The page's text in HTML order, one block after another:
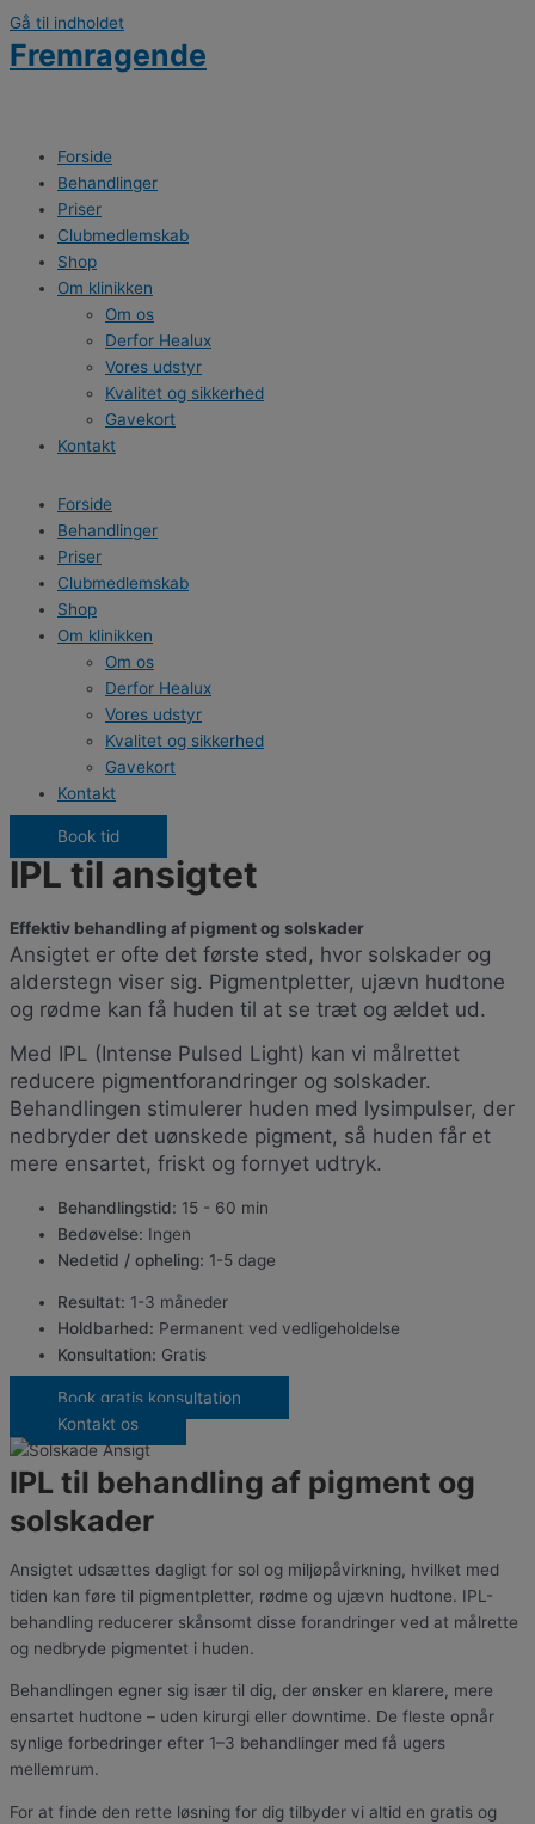
Gå til indholdet
Fremragende
Forside
Behandlinger
Priser
Clubmedlemskab
Shop
Om klinikken
Om os
Derfor Healux
Vores udstyr
Kvalitet og sikkerhed
Gavekort
Kontakt
Forside
Behandlinger
Priser
Clubmedlemskab
Shop
Om klinikken
Om os
Derfor Healux
Vores udstyr
Kvalitet og sikkerhed
Gavekort
Kontakt
Book tid
IPL til ansigtet
Effektiv behandling af pigment og solskader
Ansigtet er ofte det første sted, hvor solskader og
alderstegn viser sig. Pigmentpletter, ujævn hudtone
og rødme kan få huden til at se træt og ældet ud.
Med IPL (Intense Pulsed Light) kan vi målrettet
reducere pigmentforandringer og solskader.
Behandlingen stimulerer huden med lysimpulser, der
nedbryder det uønskede pigment, så huden får et
mere ensartet, friskt og fornyet udtryk.
Behandlingstid: 15 - 60 min
Bedøvelse: Ingen
Nedetid / opheling: 1-5 dage
Resultat: 1-3 måneder
Holdbarhed: Permanent ved vedligeholdelse
Konsultation: Gratis
Book gratis konsultation
Kontakt os
IPL til behandling af pigment og
solskader
Ansigtet udsættes dagligt for sol og miljøpåvirkning, hvilket med
tiden kan føre til pigmentpletter, rødme og ujævn hudtone. IPL-
behandling reducerer skånsomt disse forandringer ved at målrette
og nedbryde pigmentet i huden.
Behandlingen egner sig især til dig, der ønsker en klarere, mere
ensartet hudtone – uden kirurgi eller downtime. De fleste opnår
synlige forbedringer efter 1–3 behandlinger med få ugers
mellemrum.
For at finde den rette løsning for dig tilbyder vi altid en gratis og